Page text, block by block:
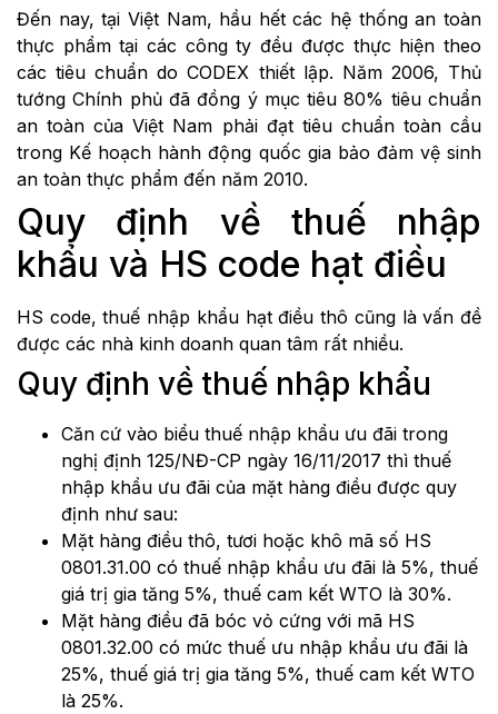
Đến nay, tại Việt Nam, hầu hết các hệ thống an toàn
thực phẩm tại các công ty đều được thực hiện theo
các tiêu chuẩn do CODEX thiết lập. Năm 2006, Thủ
tướng Chính phủ đã đồng ý mục tiêu 80% tiêu chuẩn
an toàn của Việt Nam phải đạt tiêu chuẩn toàn cầu
trong Kế hoạch hành động quốc gia bảo đảm vệ sinh
an toàn thực phẩm đến năm 2010.
Quy định về thuế nhập
khẩu và HS code hạt điều
HS code, thuế nhập khẩu hạt điều thô cũng là vấn đề
được các nhà kinh doanh quan tâm rất nhiều.
Quy định về thuế nhập khẩu
Căn cứ vào biểu thuế nhập khẩu ưu đãi trong
nghị định 125/NĐ-CP ngày 16/11/2017 thì thuế
nhập khẩu ưu đãi của mặt hàng điều được quy
định như sau:
Mặt hàng điều thô, tươi hoặc khô mã số HS
0801.31.00 có thuế nhập khẩu ưu đãi là 5%, thuế
giá trị gia tăng 5%, thuế cam kết WTO là 30%.
Mặt hàng điều đã bóc vỏ cứng với mã HS
0801.32.00 có mức thuế ưu nhập khẩu ưu đãi là
25%, thuế giá trị gia tăng 5%, thuế cam kết WTO
là 25%.